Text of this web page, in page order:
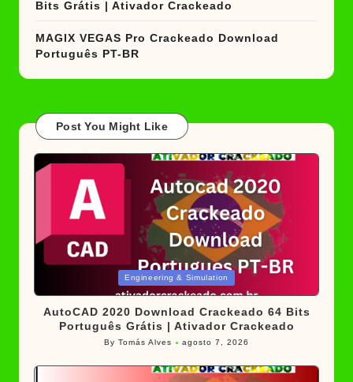
Bits Grátis | Ativador Crackeado
MAGIX VEGAS Pro Crackeado Download
Português PT-BR
Post You Might Like
in
Engineering & Simulation
AutoCAD 2020 Download Crackeado 64 Bits
Português Grátis | Ativador Crackeado
Posted
ByTomás Alves agosto 7, 2026